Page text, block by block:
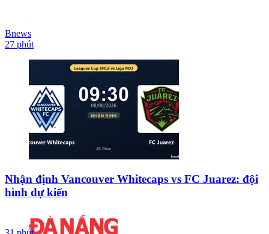
Bnews
27 phút
Nhận định Vancouver Whitecaps vs FC Juarez: đội
hình dự kiến